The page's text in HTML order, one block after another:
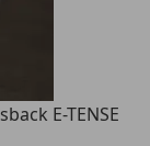
E-TENSE